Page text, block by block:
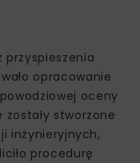
opracowanie
oceny
stworzone
inżynieryjnych,
procedurę